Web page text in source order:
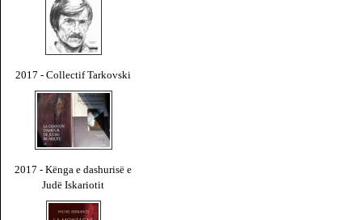
2017 - Collectif Tarkovski
2017 - Kënga e dashurisë e
Judë Iskariotit